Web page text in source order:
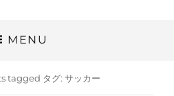
MENU
tagged タグ: サッカー